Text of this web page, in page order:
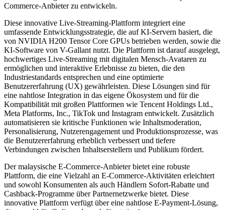
Commerce-Anbieter zu entwickeln.
Diese innovative Live-Streaming-Plattform integriert eine
umfassende Entwicklungsstrategie, die auf KI-Servern basiert, die
von NVIDIA H200 Tensor Core GPUs betrieben werden, sowie die
KI-Software von V-Gallant nutzt. Die Plattform ist darauf ausgelegt,
hochwertiges Live-Streaming mit digitalen Mensch-Avataren zu
ermöglichen und interaktive Erlebnisse zu bieten, die den
Industriestandards entsprechen und eine optimierte
Benutzererfahrung (UX) gewährleisten. Diese Lösungen sind für
eine nahtlose Integration in das eigene Ökosystem und für die
Kompatibilität mit großen Plattformen wie Tencent Holdings Ltd.,
Meta Platforms, Inc., TikTok und Instagram entwickelt. Zusätzlich
automatisieren sie kritische Funktionen wie Inhaltsmoderation,
Personalisierung, Nutzerengagement und Produktionsprozesse, was
die Benutzererfahrung erheblich verbessert und tiefere
Verbindungen zwischen Inhaltserstellern und Publikum fördert.
Der malaysische E-Commerce-Anbieter bietet eine robuste
Plattform, die eine Vielzahl an E-Commerce-Aktivitäten erleichtert
und sowohl Konsumenten als auch Händlern Sofort-Rabatte und
Cashback-Programme über Partnernetzwerke bietet. Diese
innovative Plattform verfügt über eine nahtlose E-Payment-Lösung,